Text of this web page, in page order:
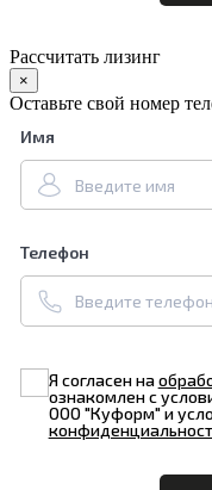
Рассчитать лизинг
×
Оставьте свой номер
Имя
Телефон
Я согласен на
ознакомлен с
ООО "Куформ" и